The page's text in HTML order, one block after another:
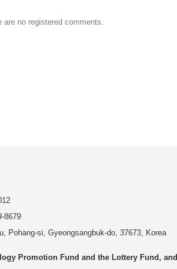
are no registered comments.
Pohang-si, Gyeongsangbuk-do, 37673, Korea
8679
Promotion Fund and the Lottery Fund,